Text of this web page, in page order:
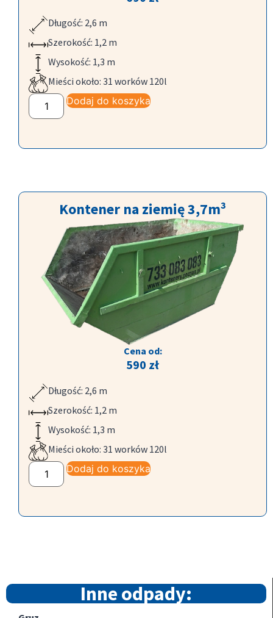
Inne odpady:
Długość: 2,6 m
Szerokość: 1,2 m
Wysokość: 1,3 m
Mieści około: 31 worków 120l
Dodaj do koszyka
Kontener na ziemię 3,7m³
Cena od:
590 zł
Długość: 2,6 m
Szerokość: 1,2 m
Wysokość: 1,3 m
Mieści około: 31 worków 120l
Dodaj do koszyka